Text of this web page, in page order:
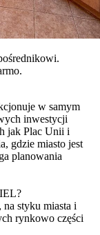
w samym
inwestycji
jak Plac Unii i
gdzie miasto jest
planowania
, na styku miasta i
rynkowo części